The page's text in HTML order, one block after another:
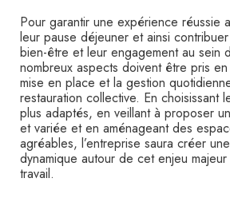
Pour garantir une expérience réussie
leur pause déjeuner et ainsi
bien-être et leur engagement au sein
nombreux aspects doivent être pris
mise en place et la gestion
restauration collective. En choisissant
plus adaptés, en veillant à proposer
et variée et en aménageant des
agréables, l’entreprise saura créer
dynamique autour de cet enjeu
travail.